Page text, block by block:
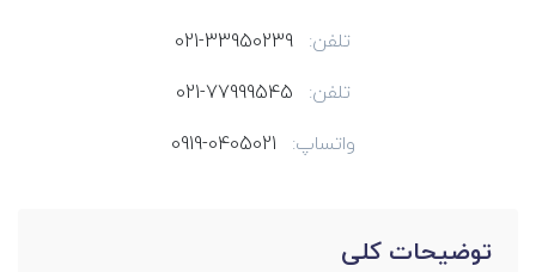
تلفن:
021-33950239
تلفن:
021-77999545
واتساپ:
0919-0405021
توضیحات کلی